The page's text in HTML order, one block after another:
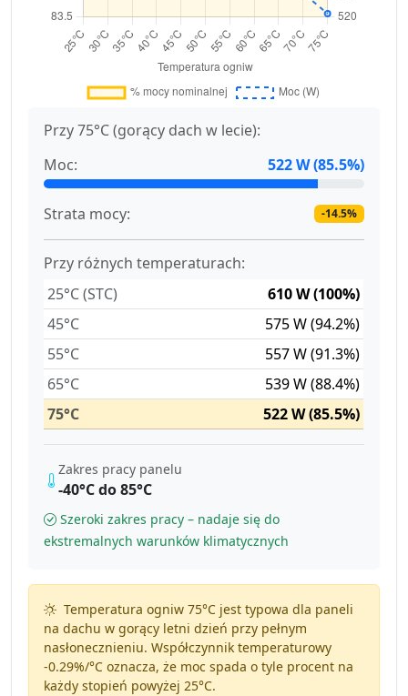
Przy 75°C (gorący dach w lecie):
Moc:
522 W (85.5%)
Strata mocy: -14.5%
Przy różnych temperaturach:
25°C (STC)
610 W (100%)
45°C
575 W (94.2%)
55°C
557 W (91.3%)
65°C
539 W (88.4%)
75°C
522 W (85.5%)
Zakres pracy panelu
-40°C do 85°C
Szeroki zakres pracy – nadaje się do
ekstremalnych warunków klimatycznych
Temperatura ogniw 75°C jest typowa dla paneli
na dachu w gorący letni dzień przy pełnym
nasłonecznieniu. Współczynnik temperaturowy
-0.29%/°Coznacza, że moc spada o tyle procent na
każdy stopień powyżej 25°C.